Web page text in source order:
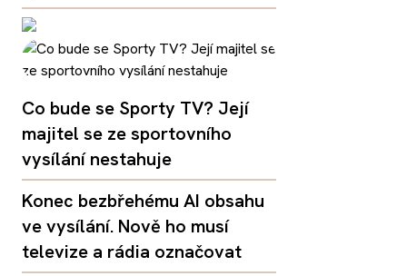
Co bude se Sporty TV? Její
majitel se ze sportovního
vysílání nestahuje
Konec bezbřehému AI obsahu
ve vysílání. Nově ho musí
televize a rádia označovat